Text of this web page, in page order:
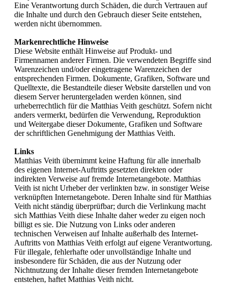
Eine Verantwortung durch Schäden, die durch Vertrauen auf
die Inhalte und durch den Gebrauch dieser Seite entstehen,
werden nicht übernommen.
Markenrechtliche Hinweise
Diese Website enthält Hinweise auf Produkt- und
Firmennamen anderer Firmen. Die verwendeten Begriffe sind
Warenzeichen und/oder eingetragene Warenzeichen der
entsprechenden Firmen. Dokumente, Grafiken, Software und
Quelltexte, die Bestandteile dieser Website darstellen und von
diesem Server heruntergeladen werden können, sind
urheberrechtlich für die Matthias Veith geschützt. Sofern nicht
anders vermerkt, bedürfen die Verwendung, Reproduktion
und Weitergabe dieser Dokumente, Grafiken und Software
der schriftlichen Genehmigung der Matthias Veith.
Links
Matthias Veith übernimmt keine Haftung für alle innerhalb
des eigenen Internet-Auftritts gesetzten direkten oder
indirekten Verweise auf fremde Internetangebote. Matthias
Veith ist nicht Urheber der verlinkten bzw. in sonstiger Weise
verknüpften Internetangebote. Deren Inhalte sind für Matthias
Veith nicht ständig überprüfbar; durch die Verlinkung macht
sich Matthias Veith diese Inhalte daher weder zu eigen noch
billigt es sie. Die Nutzung von Links oder anderen
technischen Verweisen auf Inhalte außerhalb des Internet-
Auftritts von Matthias Veith erfolgt auf eigene Verantwortung.
Für illegale, fehlerhafte oder unvollständige Inhalte und
insbesondere für Schäden, die aus der Nutzung oder
Nichtnutzung der Inhalte dieser fremden Internetangebote
entstehen, haftet Matthias Veith nicht.